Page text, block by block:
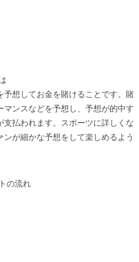
予想してお金を賭けることです。賭
ンスなどを予想し、予想が的中す
払われます。スポーツに詳しくな
が細かな予想をして楽しめるよう
の流れ